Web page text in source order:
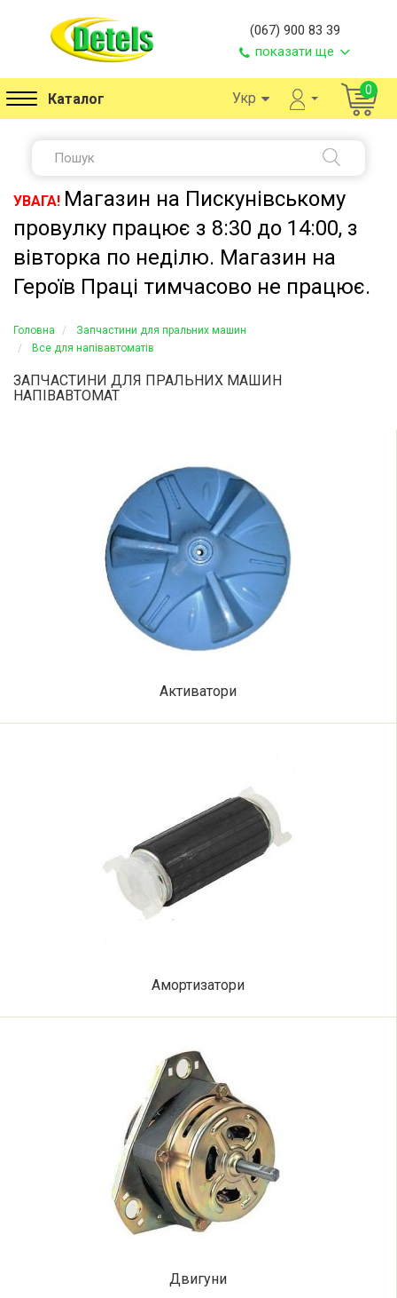
(067) 900 83 39
показати ще
Каталог Укр 0
УВАГА! Магазин на Пискунівському
провулку працює з 8:30 до 14:00, з
вівторка по неділю. Магазин на
Героїв Праці тимчасово не працює.
Головна
Запчастини для пральних машин
Все для напівавтоматів
ЗАПЧАСТИНИ ДЛЯ ПРАЛЬНИХ МАШИН
НАПІВАВТОМАТ
Активатори
Амортизатори
Двигуни